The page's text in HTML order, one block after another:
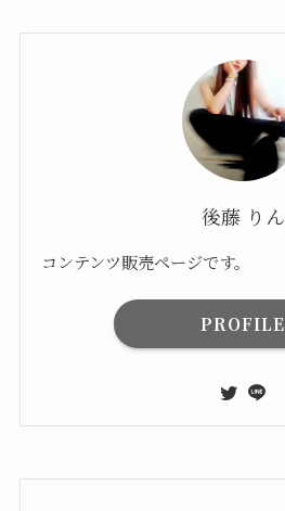
後藤 りん
コンテンツ販売ページです。
PROFILE